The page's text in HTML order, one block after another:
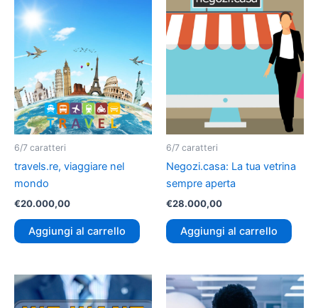
6/7 caratteri
travels.re, viaggiare nel
mondo
€20.000,00
Aggiungi al carrello
6/7 caratteri
Negozi.casa: La tua vetrina
sempre aperta
€28.000,00
Aggiungi al carrello